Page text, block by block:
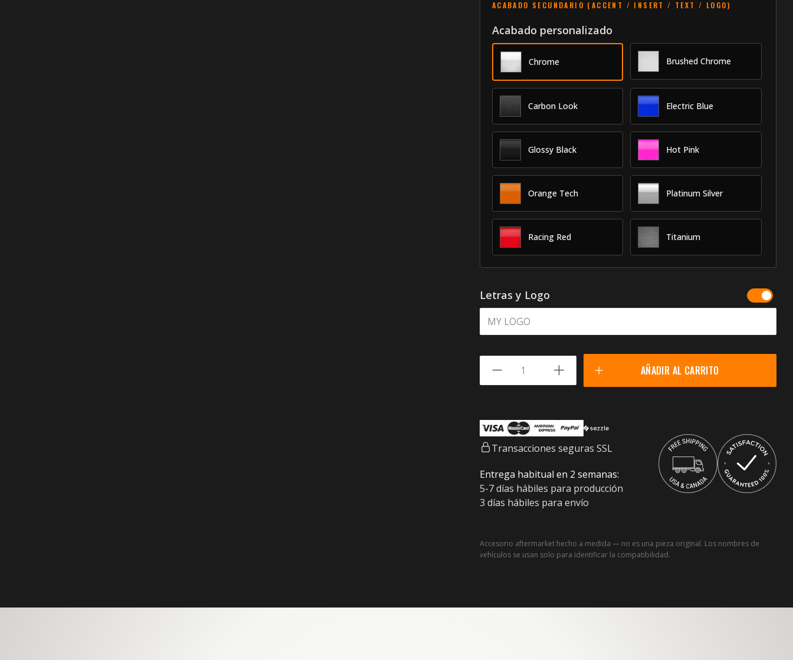
ACABADO SECUNDARIO (ACCENT / INSERT / TEXT / LOGO)
Acabado personalizado
Chrome Brushed Chrome
Carbon Look Electric Blue
Glossy Black Hot Pink
Orange Tech Platinum Silver
Racing Red Titanium
Letras y Logo
AÑADIR AL CARRITO
Transacciones seguras SSL
Entrega habitual en 2 semanas:
5-7 días hábiles para producción
3 días hábiles para envío
Accesorio aftermarket hecho a medida — no es una pieza original. Los nombres de
vehículos se usan solo para identificar la compatibilidad.